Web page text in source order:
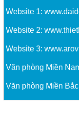
Website 1:
Website 2:
Website 3:
Văn phòng Miền
Văn phòng Miền